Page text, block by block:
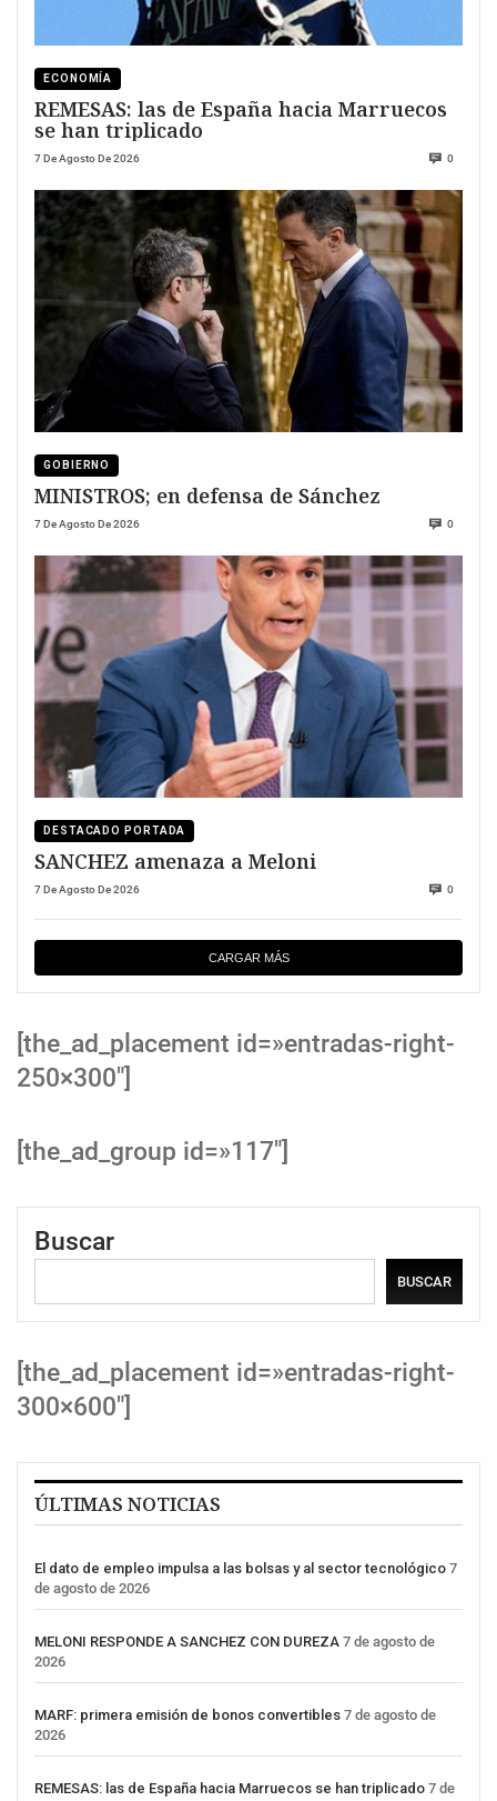
ECONOMÍA
REMESAS: las de España hacia Marruecos
se han triplicado
7 De Agosto De 2026 0
GOBIERNO
MINISTROS; en defensa de Sánchez
7 De Agosto De 2026 0
DESTACADO PORTADA
SANCHEZ amenaza a Meloni
7 De Agosto De 2026 0
CARGAR MÁS
[the_ad_placement id=»entradas-right-
250×300″]
[the_ad_group id=»117″]
Buscar
BUSCAR
[the_ad_placement id=»entradas-right-
300×600″]
ÚLTIMAS NOTICIAS
El dato de empleo impulsa a las bolsas y al sector tecnológico 7
de agosto de 2026
MELONI RESPONDE A SANCHEZ CON DUREZA 7 de agosto de
2026
MARF: primera emisión de bonos convertibles 7 de agosto de
2026
REMESAS: las de España hacia Marruecos se han triplicado 7 de